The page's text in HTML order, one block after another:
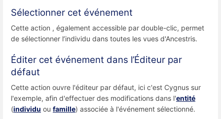
Sélectionner cet événement
Cette action , également accessible par double-clic, permet
de sélectionner l’individu dans toutes les vues d'Ancestris.
Éditer cet événement dans l’Éditeur par
défaut
Cette action ouvre l'éditeur par défaut, ici c'est Cygnus sur
l'exemple, afin d'effectuer des modifications dans l'entité
(individu ou famille) associée à l'événement sélectionné.